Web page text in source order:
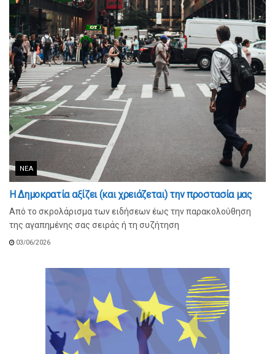
ΝΈΑ
Η Δημοκρατία αξίζει (και χρειάζεται) την προστασία μας
Από το σκρολάρισμα των ειδήσεων έως την παρακολούθηση
της αγαπημένης σας σειράς ή τη συζήτηση
03/06/2026